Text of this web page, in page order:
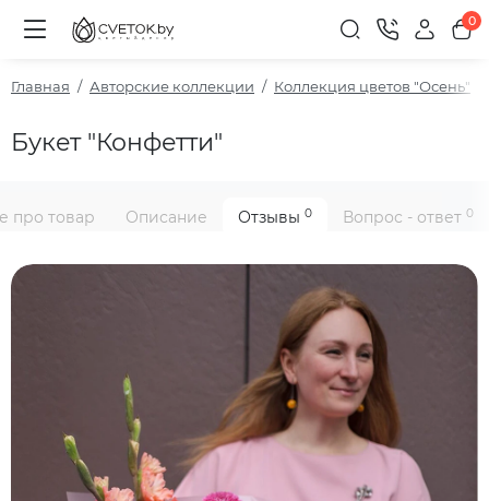
0
Главная Авторские коллекции Коллекция цветов "Осень"
Букет "Конфетти"
про товар Описание Отзывы 0 Вопрос - ответ 0